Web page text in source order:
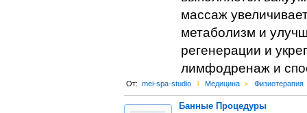
массаж
метаболизм и
регенерации и
лимфодренаж и
От: mei-spa-studio l Медицина > Физиотерапия
Банные Процедуры